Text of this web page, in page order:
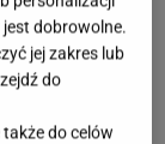
dobrowolne.
jej zakres lub
do
do celów